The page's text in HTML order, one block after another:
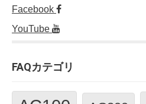
Facebook
YouTube
FAQカテゴリ